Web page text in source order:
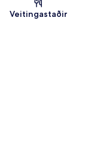
Veitingastaðir